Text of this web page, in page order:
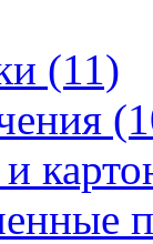
(11)
и